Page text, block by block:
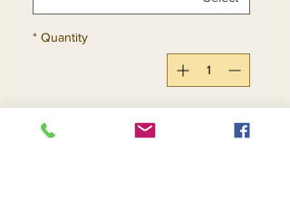
Quantity
*
Add to Cart